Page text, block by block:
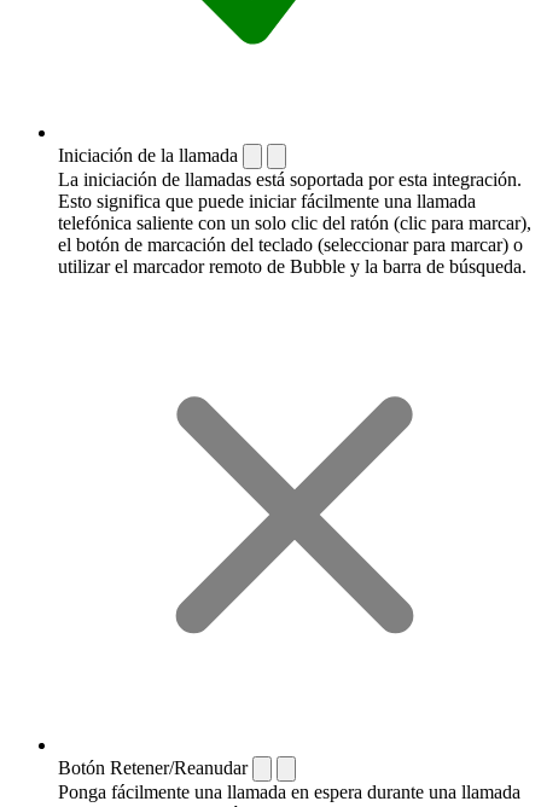
Iniciación de la llamada
La iniciación de llamadas está soportada por esta integración.
Esto significa que puede iniciar fácilmente una llamada
telefónica saliente con un solo clic del ratón (clic para marcar),
el botón de marcación del teclado (seleccionar para marcar) o
utilizar el marcador remoto de Bubble y la barra de búsqueda.
Botón Retener/Reanudar
Ponga fácilmente una llamada en espera durante una llamada